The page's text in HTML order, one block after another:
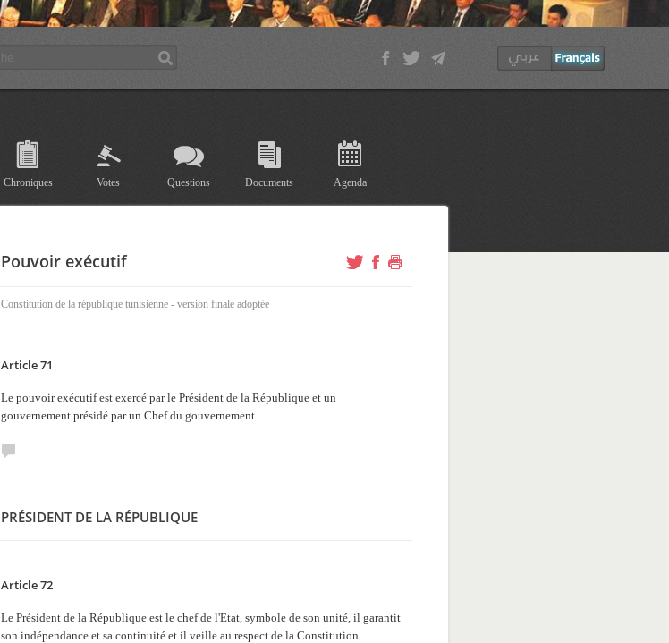
Chroniques Votes Questions Documents Agenda
Pouvoir exécutif
Constitution de la république tunisienne - version finale adoptée
Article 71
Le pouvoir exécutif est exercé par le Président de la République et un
gouvernement présidé par un Chef du gouvernement.
PRÉSIDENT DE LA RÉPUBLIQUE
Article 72
Le Président de la République est le chef de l'Etat, symbole de son unité, il garantit
son indépendance et sa continuité et il veille au respect de la Constitution.